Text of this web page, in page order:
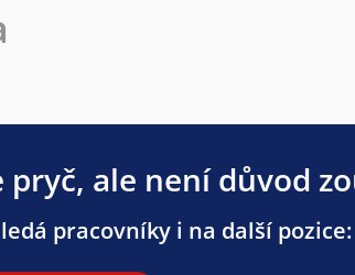
pryč, ale není důvod
pracovníky i na další pozice: